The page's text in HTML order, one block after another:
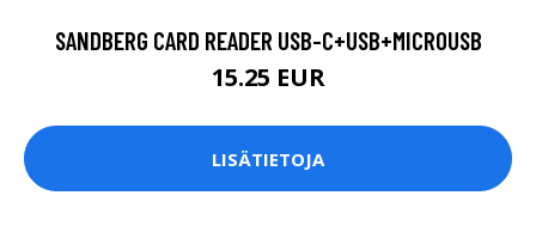
SANDBERG CARD READER USB-C+USB+MICROUSB
15.25 EUR
LISÄTIETOJA